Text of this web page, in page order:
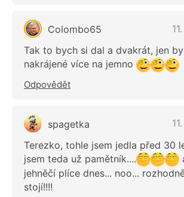
Colombo65
Tak to bych si dal a dvakrát, jen
nakrájené více na jemno
Odpovědět
spagetka
Terezko, tohle jsem jedla před 30
jsem teda už pamětník....
jehněčí plíce dnes... noo...
stojí!!!!